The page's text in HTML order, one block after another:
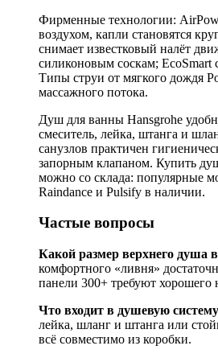
Фирменные технологии:
воздухом, капли становятся
снимает известковый налёт
силиконовым соскам; EcoSmart
Типы струи от мягкого дождя
массажного потока.
Душ для ванны Hansgrohe
смеситель, лейка, штанга и
санузлов практичен
запорным клапаном. Купить
можно со склада: популярные
Raindance и Pulsify в наличии.
Частые вопросы
Какой размер верхнего душа
комфортного «ливня»
панели 300+ требуют хорошего
Что входит в душевую
лейка, шланг и штанга или
всё совместимо из коробки.